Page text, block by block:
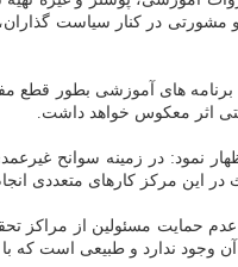
مشورتی در كنار سیاست
برنامه های آموزشی بطور
اثر معكوس خواهد داشت.
اظهار نمود: در زمینه
این مركز كارهای متعددی
حمایت مسئولین از مراكز
ندارد و طبیعی است كه با